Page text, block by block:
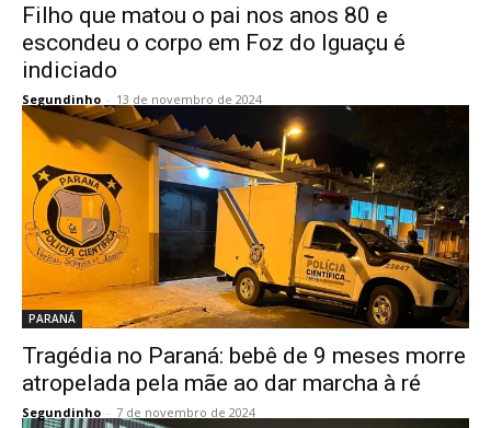
Filho que matou o pai nos anos 80 e
escondeu o corpo em Foz do Iguaçu é
indiciado
Segundinho - 13 de novembro de 2024
PARANÁ
Tragédia no Paraná: bebê de 9 meses morre
atropelada pela mãe ao dar marcha à ré
Segundinho - 7 de novembro de 2024